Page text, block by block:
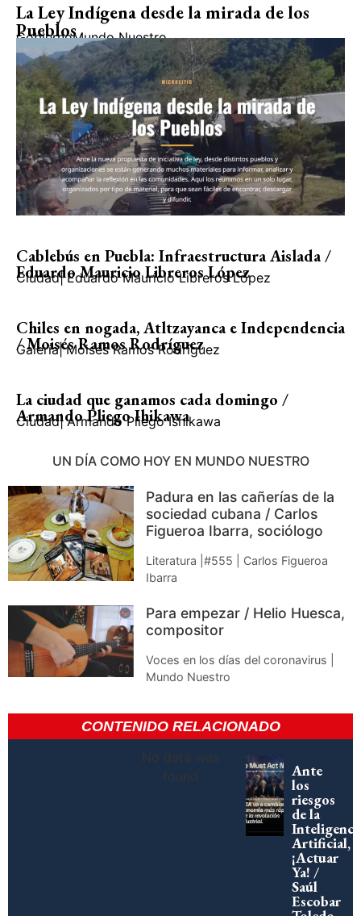
La Ley Indígena desde la mirada de los
Pueblos
GobiernoMundo Nuestro
Cablebús en Puebla: Infraestructura Aislada /
Eduardo Mauricio Libreros López
Ciudad| Eduardo Mauricio Libreros López
Chiles en nogada, Atltzayanca e Independencia
/ Moisés Ramos Rodríguez
Galería| Moisés Ramos Rodríguez
La ciudad que ganamos cada domingo /
Armando Pliego Ihikawa
Ciudad| Armando Pliego Ishikawa
UN DÍA COMO HOY EN MUNDO NUESTRO
Padura en las cañerías de la
sociedad cubana / Carlos
Figueroa Ibarra, sociólogo
Literatura |#555 | Carlos Figueroa
Ibarra
Para empezar / Helio Huesca,
compositor
Voces en los días del coronavirus |
Mundo Nuestro
CONTENIDO RELACIONADO
No data was
found
Ante
los
riesgos
de la
Artificial,
¡Actuar
Ya! /
Saúl
Escobar